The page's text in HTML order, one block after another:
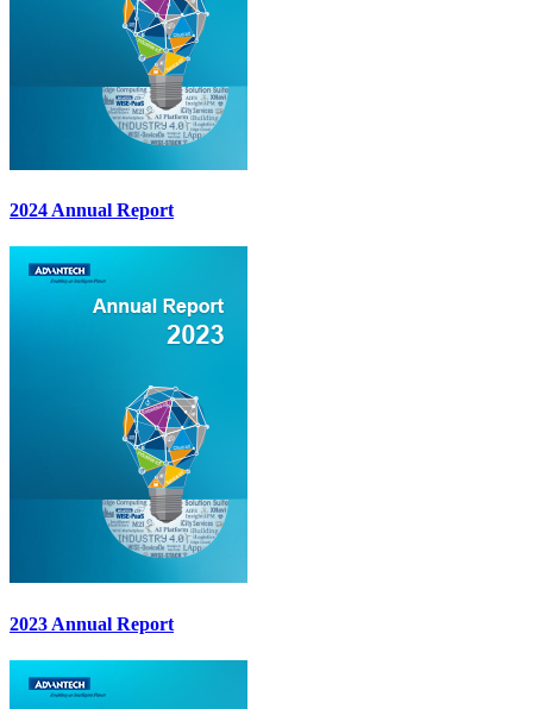
2024 Annual Report
2023 Annual Report